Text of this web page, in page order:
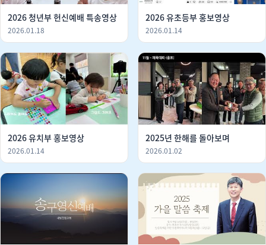
2026 청년부 헌신예배 특송영상
2026.01.18
2026 유초등부 홍보영상
2026.01.14
2026 유치부 홍보영상
2026.01.14
2025년 한해를 돌아보며
2026.01.02